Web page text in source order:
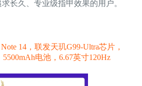
长久、专业级指甲效果的用户。
14，联发天玑G99-Ultra芯片，
电池，6.67英寸120Hz